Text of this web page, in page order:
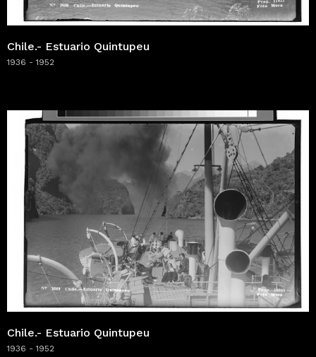
Chile.- Estuario Quintupeu
1936 - 1952
Chile.- Estuario Quintupeu
1936 - 1952